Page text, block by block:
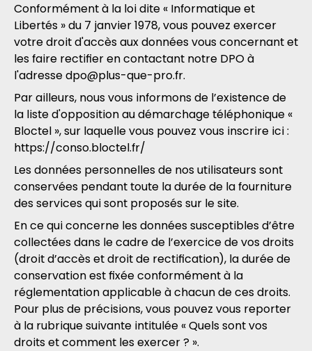
Conformément à la loi dite « Informatique et
Libertés » du 7 janvier 1978, vous pouvez exercer
votre droit d'accès aux données vous concernant et
les faire rectifier en contactant notre DPO à
l'adressedpo@plus-que-pro.fr.
Par ailleurs, nous vous informons de l’existence de
la liste d'opposition au démarchage téléphonique «
Bloctel », sur laquelle vous pouvez vous inscrire ici :
https://conso.bloctel.fr/
Les données personnelles de nos utilisateurs sont
conservées pendant toute la durée de la fourniture
des services qui sont proposés sur le site.
En ce qui concerne les données susceptibles d’être
collectées dans le cadre de l’exercice de vos droits
(droit d’accès et droit de rectification), la durée de
conservation est fixée conformément à la
réglementation applicable à chacun de ces droits.
Pour plus de précisions, vous pouvez vous reporter
à la rubrique suivante intitulée « Quels sont vos
droits et comment les exercer ? ».